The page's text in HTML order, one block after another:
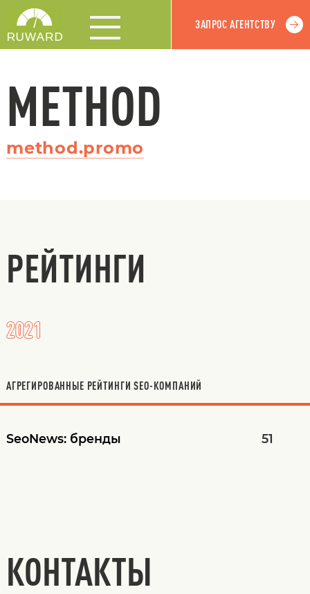
ЗАПРОС АГЕНТСТВУ
METHOD
method.promo
РЕЙТИНГИ
2021
АГРЕГИРОВАННЫЕ РЕЙТИНГИ SEO-КОМПАНИЙ
SeoNews: бренды 51
КОНТАКТЫ